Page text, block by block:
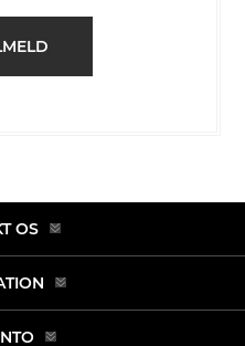
OS